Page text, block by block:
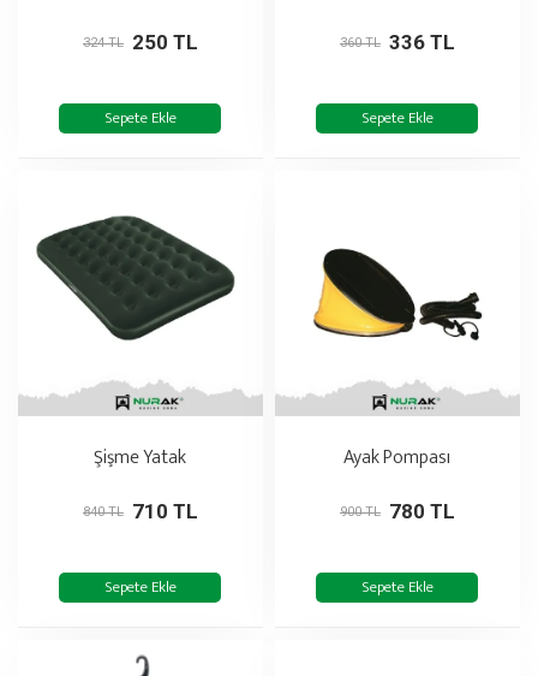
250 TL
324 TL
Sepete Ekle
336 TL
360 TL
Sepete Ekle
Şişme Yatak
710 TL
840 TL
Sepete Ekle
Ayak Pompası
780 TL
900 TL
Sepete Ekle